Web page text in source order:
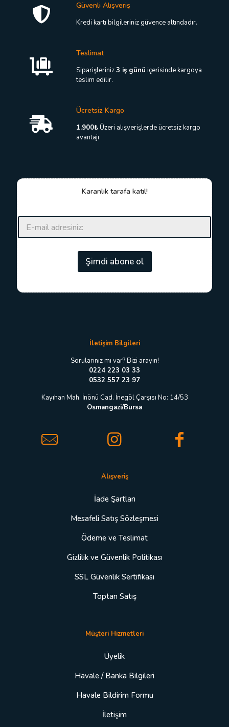
Güvenli Alışveriş
Kredi kartı bilgileriniz güvence altındadır.
Teslimat
Siparişleriniz3 iş günü içerisinde kargoya
teslim edilir.
Ücretsiz Kargo
1.900₺Üzeri alışverişlerde ücretsiz kargo
avantajı
Karanlık tarafa katıl!
s
t
a
-
a
-
p
o
t
a
E
p
*
Şimdi abone ol
İletişim Bilgileri
Sorularınız mı var? Bizi arayın!
0224 223 03 33
0532 557 23 97
Kayıhan Mah. İnönü Cad. İnegöl Çarşısı No: 14/53
Osmangazi/Bursa
Alışveriş
İade Şartları
Mesafeli Satış Sözleşmesi
Ödeme ve Teslimat
Gizlilik ve Güvenlik Politikası
SSL Güvenlik Sertifikası
Toptan Satış
Müşteri Hizmetleri
Üyelik
Havale / Banka Bilgileri
Havale Bildirim Formu
İletişim